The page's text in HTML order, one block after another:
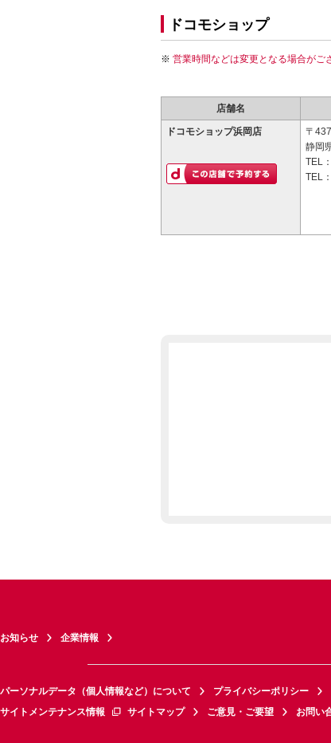
ドコモショップ
営業時間などは変更となる場合がご
店舗名
ドコモショップ浜岡店
〒
静岡
TEL：
TEL：
お知らせ 企業情報
パーソナルデータ（個人情報など）について プライバシーポリシー
サイトメンテナンス情報
サイトマップ ご意見・ご要望 お問い